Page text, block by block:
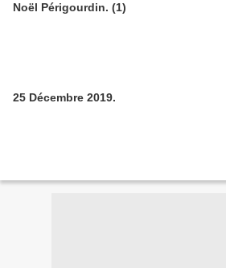
Noël Périgourdin. (1)
25 Décembre 2019.